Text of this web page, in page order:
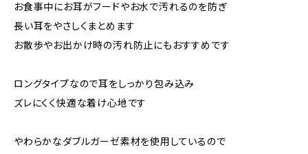
お食事中にお耳がフードやお水で汚れるのを防ぎ
長い耳をやさしくまとめます
お散歩やお出かけ時の汚れ防止にもおすすめです
ロングタイプなので耳をしっかり包み込み
ズレにくく快適な着け心地です
やわらかなダブルガーゼ素材を使用しているので